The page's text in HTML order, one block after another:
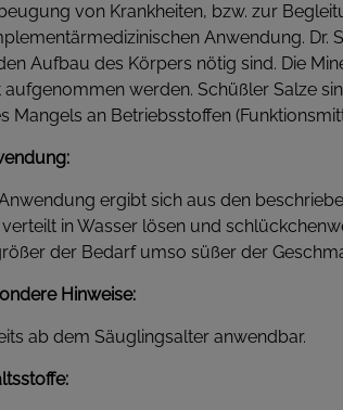
von Krankheiten, bzw. zur
Anwendung. Dr.
Aufbau des Körpers nötig sind. Die
aufgenommen werden. Schüßler Salze
Mangels an Betriebsstoffen
ergibt sich aus den
verteilt in Wasser lösen und
der Bedarf umso süßer der
Hinweise:
ab dem Säuglingsalter anwendbar.